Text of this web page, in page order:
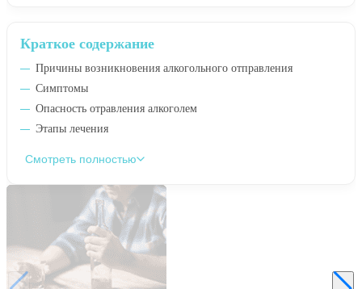
Краткое содержание
Причины возникновения алкогольного отправления
Симптомы
Опасность отравления алкоголем
Этапы лечения
Смотреть полностью